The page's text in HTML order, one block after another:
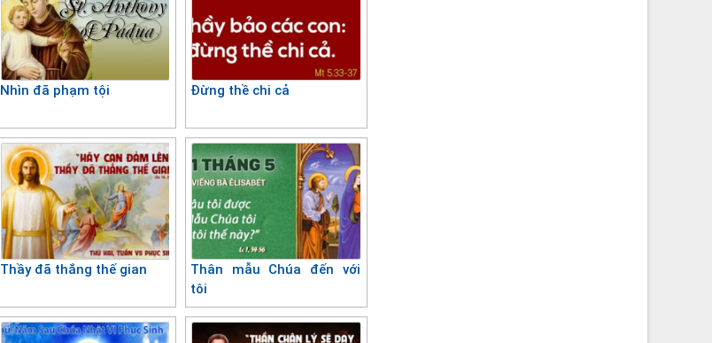
Nhìn đã phạm tội Đừng thề chi cả
Thầy đã thắng thế gian
Thân mẫu Chúa đến với
tôi